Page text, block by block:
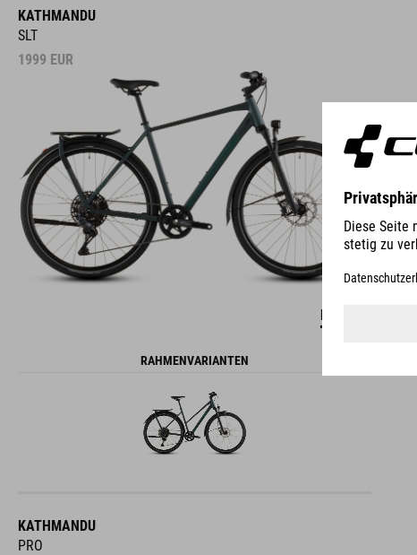
KATHMANDU
SLT
1999 EUR
DETAILS
RAHMENVARIANTEN
KATHMANDU
PRO